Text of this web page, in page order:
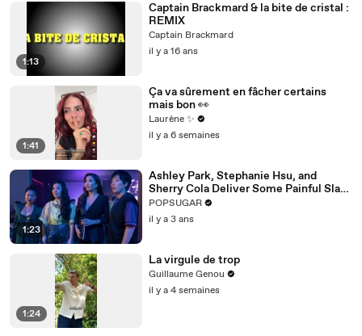
1:13
Captain Brackmard & la bite de cristal :
REMIX
Captain Brackmard
il y a 16 ans
1:41
Ça va sûrement en fâcher certains
mais bon 👀
Laurène ✨
il y a 6 semaines
1:23
Ashley Park, Stephanie Hsu, and
Sherry Cola Deliver Some Painful Slaps
in Hilarious "Joy Ride" Clip
POPSUGAR
il y a 3 ans
1:24
La virgule de trop
Guillaume Genou
il y a 4 semaines